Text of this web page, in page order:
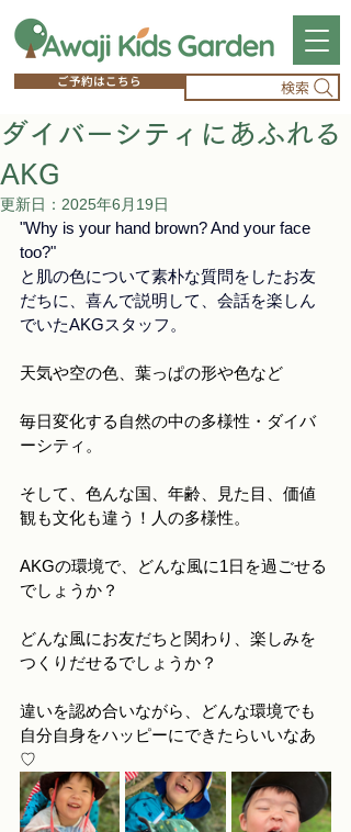
ご予約はこちら 検索
ダイバーシティにあふれる
AKG
更新日： 2025年6月19日
"Why is your hand brown? And your face
too?"
と肌の色について素朴な質問をしたお友
だちに、喜んで説明して、会話を楽しん
でいたAKGスタッフ。
天気や空の色、葉っぱの形や色など
毎日変化する自然の中の多様性・ダイバ
ーシティ。
そして、色んな国、年齢、見た目、価値
観も文化も違う！人の多様性。
AKGの環境で、どんな風に1日を過ごせる
でしょうか？
どんな風にお友だちと関わり、楽しみを
つくりだせるでしょうか？
違いを認め合いながら、どんな環境でも
自分自身をハッピーにできたらいいなあ
♡